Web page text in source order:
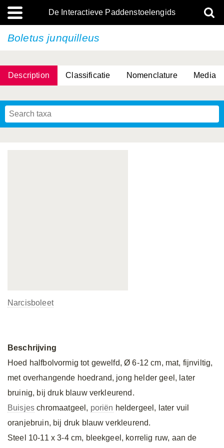
De Interactieve Paddenstoelengids
Boletus junquilleus
Description Classificatie Nomenclature Media
Narcisboleet
Beschrijving
Hoed halfbolvormig tot gewelfd, Ø 6-12 cm, mat, fijnviltig,
met overhangende hoedrand, jong helder geel, later
bruinig, bij druk blauw verkleurend.
Buisjes chromaatgeel, poriën heldergeel, later vuil
oranjebruin, bij druk blauw verkleurend.
Steel 10-11 x 3-4 cm, bleekgeel, korrelig ruw, aan de